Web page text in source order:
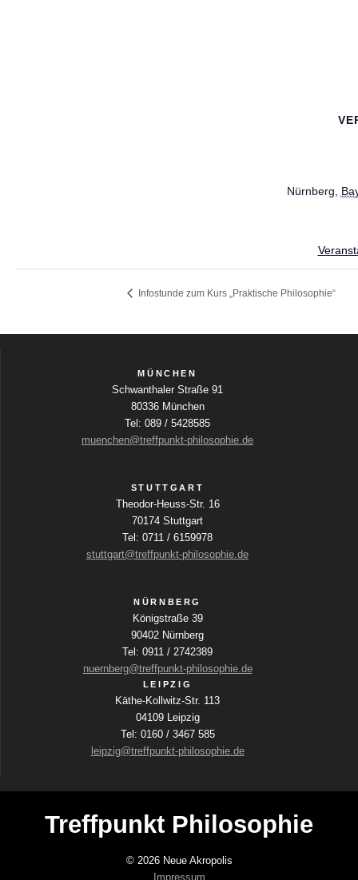
Nürnberg
Infostunde zum Kurs „Praktische Philosophie“
MÜNCHEN
Schwanthaler Straße 91
80336 München
Tel: 089 / 5428585
muenchen@treffpunkt-philosophie.de
STUTTGART
Theodor-Heuss-Str. 16
70174 Stuttgart
Tel: 0711 / 6159978
stuttgart@treffpunkt-philosophie.de
NÜRNBERG
Königstraße 39
90402 Nürnberg
Tel: 0911 / 2742389
nuernberg@treffpunkt-philosophie.de
LEIPZIG
Käthe-Kollwitz-Str. 113
04109 Leipzig
Tel: 0160 / 3467 585
leipzig@treffpunkt-philosophie.de
Treffpunkt Philosophie
© 2026 Neue Akropolis
Impressum